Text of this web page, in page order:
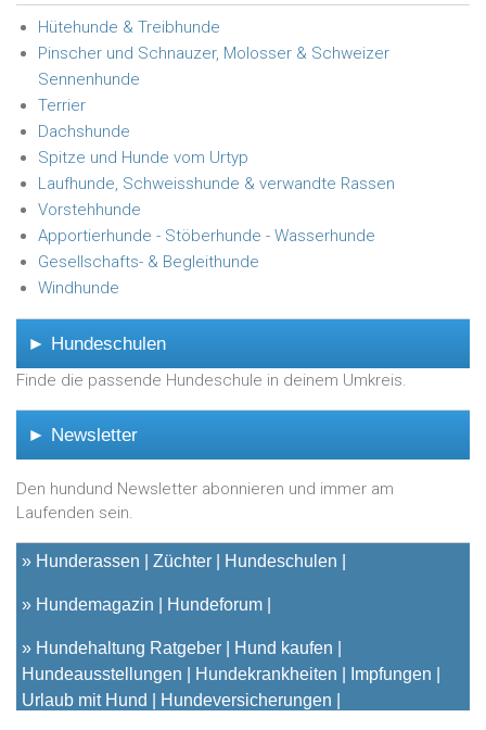
Hütehunde & Treibhunde
Pinscher und Schnauzer, Molosser & Schweizer
Sennenhunde
Terrier
Dachshunde
Spitze und Hunde vom Urtyp
Laufhunde, Schweisshunde & verwandte Rassen
Vorstehhunde
Apportierhunde - Stöberhunde - Wasserhunde
Gesellschafts- & Begleithunde
Windhunde
► Hundeschulen
Finde die passende Hundeschule in deinem Umkreis.
► Newsletter
Den hundund Newsletter abonnieren und immer am
Laufenden sein.
» Hunderassen Züchter Hundeschulen
» Hundemagazin Hundeforum
» Hundehaltung Ratgeber
Hund kaufen
Hundeausstellungen
Hundekrankheiten
Impfungen
Urlaub mit Hund
Hundeversicherungen